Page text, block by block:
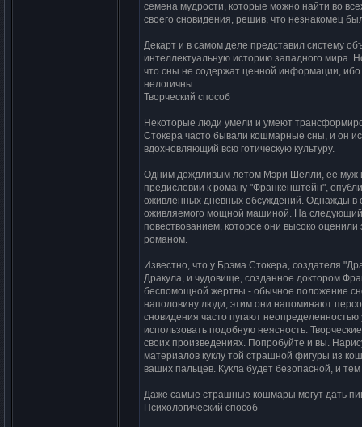
семена мудрости, которые можно найти во
своего сновидения, решив, что незнакомец
Декарт и в самом деле представил систему
интеллектуальную историю западного мира.
что сны не содержат ценной информации,
нелогичны.
Творческий способ
Некоторые люди умели и умеют
Стокера часто бывали кошмарные сны, и он
вдохновляющий всю готическую культуру.
Одним дождливым летом Мэри Шелли, ее муж
предисловии к роману "Франкенштейн",
оживленных дневных обсуждений. Однажды в
оживляемого мощной машиной. На следующий
повествованием, которое они высоко оценили
романом.
Известно, что у Брэма Стокера, создателя
Дракула, и чудовище, созданное доктором
беспомощной жертвы - обычное положение
наполовину люди; этим они напоминают
сновидения часто пугают
использовать подобную неясность.
своих произведениях. Попробуйте и вы.
материалов куклу той страшной фигуры из
ваших пальцев. Кукла будет безопасной, и
Даже самые страшные кошмары могут дать
Психологический способ